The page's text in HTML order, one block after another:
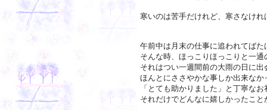
寒いのは苦手だけれど、寒さなけ
午前中は月末の仕事に追われてば
そんな時、ほっこりほっこりと一通
それはつい一週間前の大雨の日に
ほんとにささやかな事しか出来なか
「とても助かりました」と丁寧な
それだけでどんなに嬉しかったこ